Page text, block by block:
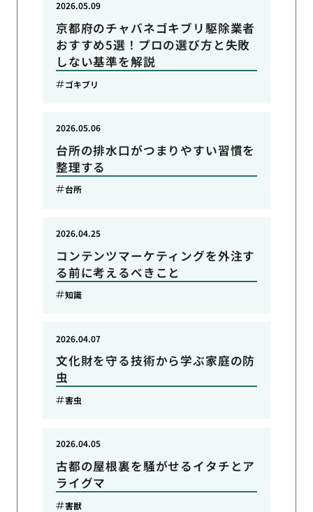
京都府のチャバネゴキブリ駆除業者
おすすめ5選！プロの選び方と失敗
しない基準を解説
2026.05.09
ゴキブリ
台所の排水口がつまりやすい習慣を
整理する
2026.05.06
台所
コンテンツマーケティングを外注す
る前に考えるべきこと
2026.04.25
知識
文化財を守る技術から学ぶ家庭の防
虫
2026.04.07
害虫
古都の屋根裏を騒がせるイタチとア
ライグマ
2026.04.05
害獣